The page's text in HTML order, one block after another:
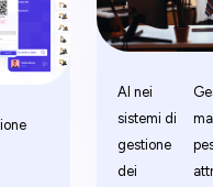
AI nei
sistemi di
gestione
dei